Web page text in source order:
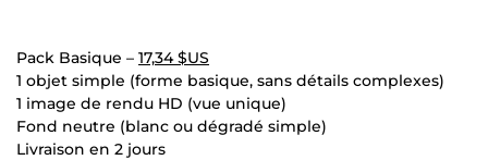
Pack Basique – 17,34 $US
1 objet simple (forme basique, sans détails complexes)
1 image de rendu HD (vue unique)
Fond neutre (blanc ou dégradé simple)
Livraison en 2 jours